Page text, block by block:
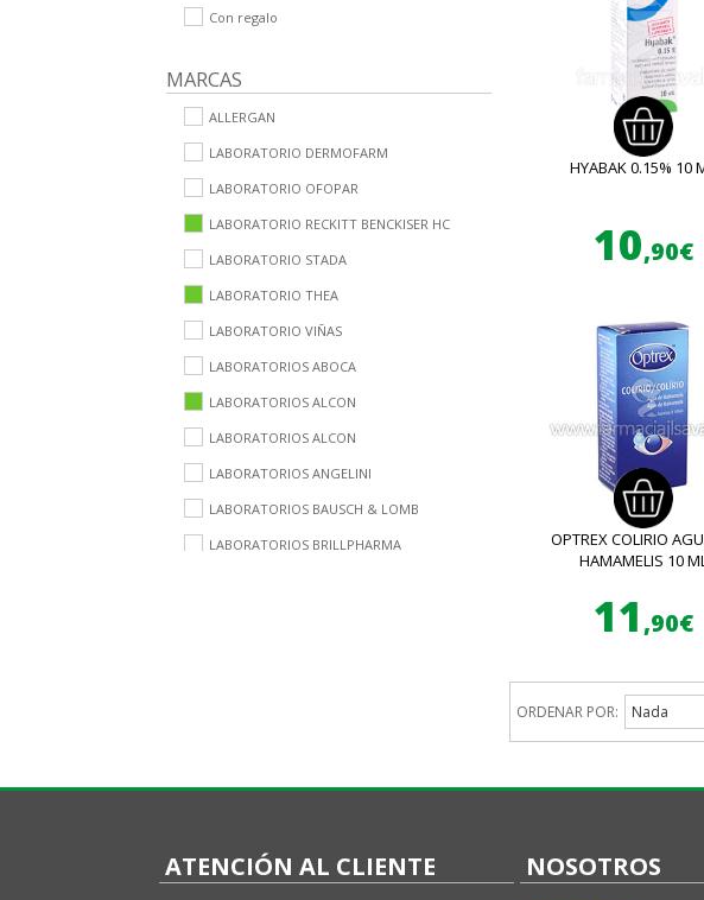
Con regalo
MARCAS
ALLERGAN
LABORATORIO DERMOFARM
LABORATORIO OFOPAR
LABORATORIO RECKITT BENCKISER HC
LABORATORIO STADA
LABORATORIO THEA
LABORATORIO VIÑAS
LABORATORIOS ABOCA
LABORATORIOS ALCON
LABORATORIOS ALCON
LABORATORIOS ANGELINI
LABORATORIOS BAUSCH & LOMB
LABORATORIOS BRILLPHARMA
NICOX
HYABAK 0.15% 10
10,90€
OPTREX COLIRIO
HAMAMELIS 10
11 ,90€
ORDENAR POR: Nada
ATENCIÓN AL CLIENTE NOSOTROS